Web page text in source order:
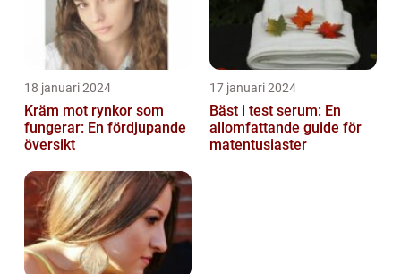
18 januari 2024
Kräm mot rynkor som
fungerar: En fördjupande
översikt
17 januari 2024
Bäst i test serum: En
allomfattande guide för
matentusiaster